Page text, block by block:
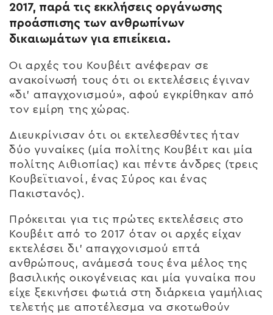
2017, παρά τις εκκλήσεις οργάνωσης
προάσπισης των ανθρωπίνων
δικαιωμάτων για επιείκεια.
Οι αρχές του Κουβέιτ ανέφεραν σε
ανακοίνωσή τους ότι οι εκτελέσεις έγιναν
«δι’ απαγχονισμού», αφού εγκρίθηκαν από
τον εμίρη της χώρας.
Διευκρίνισαν ότι οι εκτελεσθέντες ήταν
δύο γυναίκες (μία πολίτης Κουβέιτ και μία
πολίτης Αιθιοπίας) και πέντε άνδρες (τρεις
Κουβεϊτιανοί, ένας Σύρος και ένας
Πακιστανός).
Πρόκειται για τις πρώτες εκτελέσεις στο
Κουβέιτ από το 2017 όταν οι αρχές είχαν
εκτελέσει δι’ απαγχονισμού επτά
ανθρώπους, ανάμεσά τους ένα μέλος της
βασιλικής οικογένειας και μία γυναίκα που
είχε ξεκινήσει φωτιά στη διάρκεια γαμήλιας
τελετής με αποτέλεσμα να σκοτωθούν